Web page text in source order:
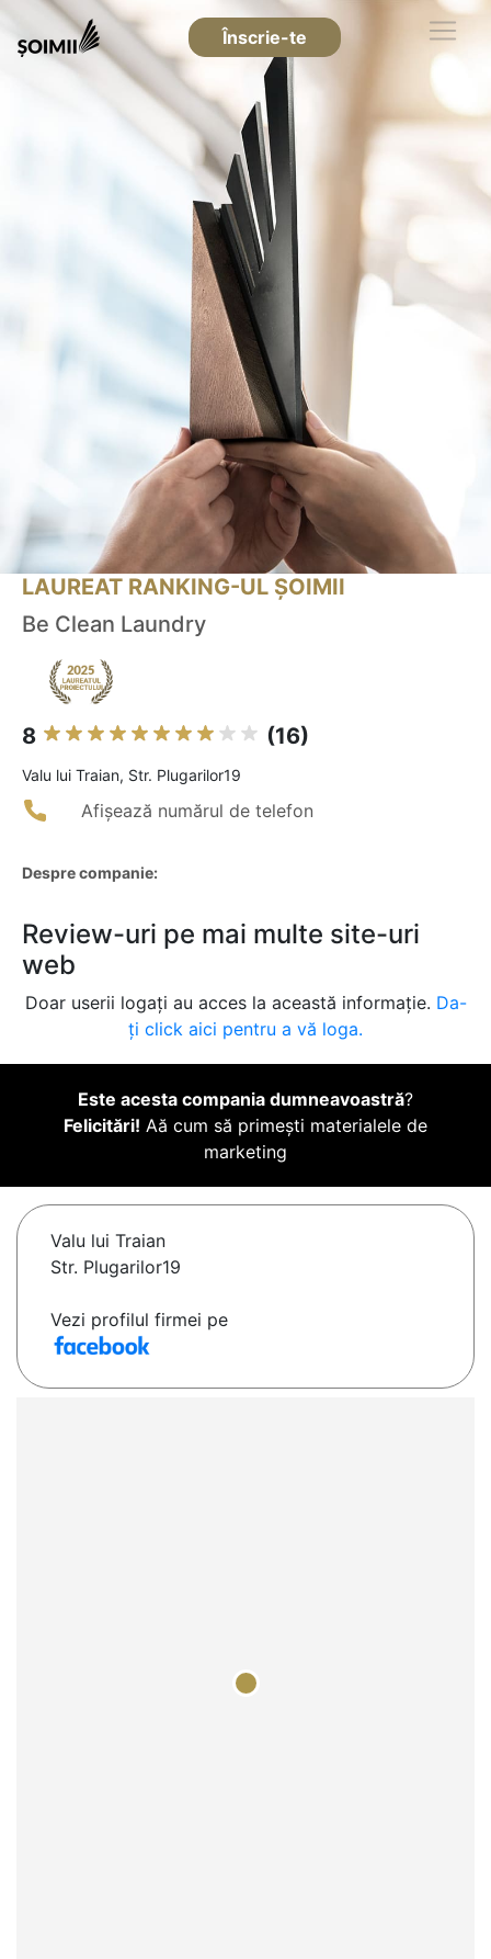
Înscrie-te
LAUREAT RANKING-UL ȘOIMII
Be Clean Laundry
8 (16)
Valu lui Traian, Str. Plugarilor19
Afișează numărul de telefon
Despre companie:
Review-uri pe mai multe site-uri
web
Doar userii logați au acces la această informație. Da-
ți click aici pentru a vă loga.
Este acesta compania dumneavoastră?
Felicitări! Aă cum să primești materialele de
marketing
Valu lui Traian
Str. Plugarilor19
Vezi profilul firmei pe